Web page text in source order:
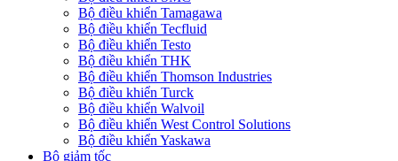
Bộ điều khiển Tamagawa
Bộ điều khiển Tecfluid
Bộ điều khiển Testo
Bộ điều khiển THK
Bộ điều khiển Thomson Industries
Bộ điều khiển Turck
Bộ điều khiển Walvoil
Bộ điều khiển West Control Solutions
Bộ điều khiển Yaskawa
Bộ giảm tốc